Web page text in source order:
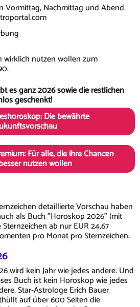
Vormittag, Nachmittag und Abend
wirklich nutzen wollen zum
es ganz 2026 sowie die restlichen
geschenkt!
Die bewährte
Für alle, die ihre Chancen
nutzen wollen
detaillierte Vorschau haben
als Buch "Horoskop 2026" (mit
ab nur EUR 24,67
pro Monat pro Sternzeichen:
wird kein Jahr wie jedes andere. Und
Buch ist kein Horoskop wie jedes
Star-Astrologe Erich Bauer
auf über 600 Seiten die